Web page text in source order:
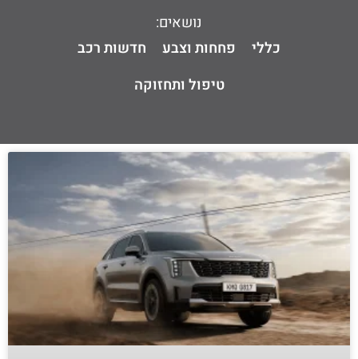
נושאים:
כללי
פחחות וצבע
חדשות רכב
טיפול ותחזוקה